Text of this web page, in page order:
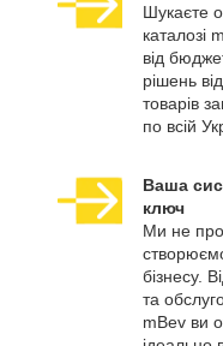
Шукаєте
каталозі
від
рішень
товарів
по всій
Ваша
ключ
Ми не
бізнесу.
та
mBev ви